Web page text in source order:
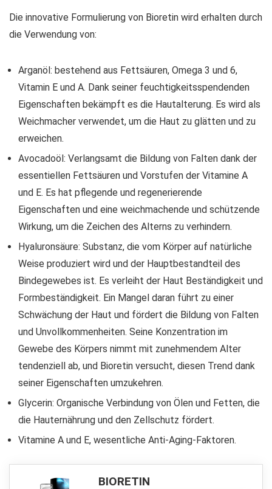
Die innovative Formulierung von Bioretin wird erhalten durch
die Verwendung von:
Arganöl: bestehend aus Fettsäuren, Omega 3 und 6,
Vitamin E und A. Dank seiner feuchtigkeitsspendenden
Eigenschaften bekämpft es die Hautalterung. Es wird als
Weichmacher verwendet, um die Haut zu glätten und zu
erweichen.
Avocadoöl: Verlangsamt die Bildung von Falten dank der
essentiellen Fettsäuren und Vorstufen der Vitamine A
und E. Es hat pflegende und regenerierende
Eigenschaften und eine weichmachende und schützende
Wirkung, um die Zeichen des Alterns zu verhindern.
Hyaluronsäure: Substanz, die vom Körper auf natürliche
Weise produziert wird und der Hauptbestandteil des
Bindegewebes ist. Es verleiht der Haut Beständigkeit und
Formbeständigkeit. Ein Mangel daran führt zu einer
Schwächung der Haut und fördert die Bildung von Falten
und Unvollkommenheiten. Seine Konzentration im
Gewebe des Körpers nimmt mit zunehmendem Alter
tendenziell ab, und Bioretin versucht, diesen Trend dank
seiner Eigenschaften umzukehren.
Glycerin: Organische Verbindung von Ölen und Fetten, die
die Hauternährung und den Zellschutz fördert.
Vitamine A und E, wesentliche Anti-Aging-Faktoren.
BIORETIN